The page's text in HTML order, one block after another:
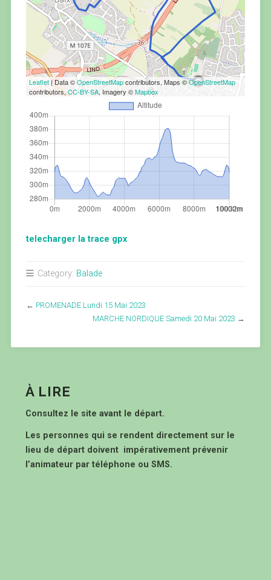
Leaflet| Data ©OpenStreetMapcontributors, Maps ©OpenStreetMap
contributors,CC-BY-SA, Imagery ©Mapbox
telecharger la trace gpx
Category: Balade
← PROMENADE Lundi 15 Mai 2023
MARCHE NORDIQUE Samedi 20 Mai 2023 →
À LIRE
Consultez le site avant le départ.
Les personnes qui se rendent directement sur le
lieu de départ doivent impérativement prévenir
l’animateur par téléphone ou SMS.